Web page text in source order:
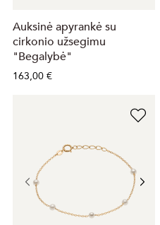
Auksinė apyrankė su
cirkonio užsegimu
"Begalybė"
163,00 €